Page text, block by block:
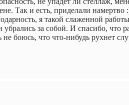
Так и есть, приделали намертво
я такой слаженной
за собой. И спасибо, что
боюсь, что что-нибудь рухнет